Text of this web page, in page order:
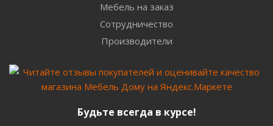
Мебель на заказ
Сотрудничество
Производители
Будьте всегда в курсе!